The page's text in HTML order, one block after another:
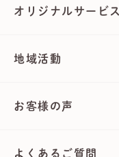
オリジナルサービス
地域活動
お客様の声
よくあるご質問